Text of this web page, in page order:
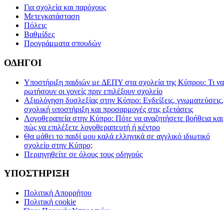
Για σχολεία και παρόχους
Μετεγκατάσταση
Πόλεις
Βαθμίδες
Προγράμματα σπουδών
ΟΔΗΓΟΙ
Υποστήριξη παιδιών με ΔΕΠΥ στα σχολεία της Κύπρου: Τι να
ρωτήσουν οι γονείς πριν επιλέξουν σχολείο
Αξιολόγηση δυσλεξίας στην Κύπρο: Ενδείξεις, γνωματεύσεις,
σχολική υποστήριξη και προσαρμογές στις εξετάσεις
Λογοθεραπεία στην Κύπρο: Πότε να αναζητήσετε βοήθεια και
πώς να επιλέξετε λογοθεραπευτή ή κέντρο
Θα μάθει το παιδί μου καλά ελληνικά σε αγγλικό ιδιωτικό
σχολείο στην Κύπρο;
Περιηγηθείτε σε όλους τους οδηγούς
ΥΠΟΣΤΗΡΙΞΗ
Πολιτική Απορρήτου
Πολιτική cookie